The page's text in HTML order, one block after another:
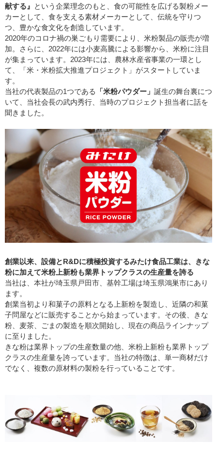
献する』 という企業理念のもと、食の可能性を広げる製粉メー
カーとして、食を支える素材メーカーとして、伝統を守りつ
つ、豊かな食文化を創造しています。
2020年のコロナ禍の巣ごもり需要により、米粉製品の販売が増
加。さらに、2022年には小麦高騰による影響から、米粉に注目
が集まっています。2023年には、農林水産省事業の一環とし
て、「米・米粉拡大推進プロジェクト」がスタートしていま
す。
当社の代表製品の1つである
「米粉パウダー」 誕生の舞台裏につ
いて、当社会長の武内秀行、当時のプロジェクト担当者に話を
聞きました。
創業以来、設備とR&Dに積極投資するみたけ食品工業は、きな
粉に加えて米粉上新粉も業界トップクラスの生産量を誇る
当社は、本社が埼玉県戸田市、基幹工場は埼玉県鴻巣市にあり
ます。
創業当初より和菓子の原料となる上新粉を製造し、近隣の和菓
子問屋などに販売することから始まっています。その後、きな
粉、麦茶、ごまの製造を順次開始し、現在の商品ラインナップ
に至りました。
きな粉は業界トップの生産数量の他、米粉上新粉も業界トップ
クラスの生産量を誇っています。当社の特徴は、単一商材だけ
でなく、複数の原材料の製粉を行っていることです。